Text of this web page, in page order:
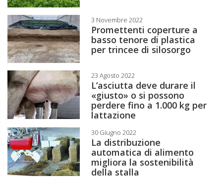
3 Novembre 2022
Promettenti coperture a
basso tenore di plastica
per trincee di silosorgo
23 Agosto 2022
L’asciutta deve durare il
«giusto» o si possono
perdere fino a 1.000 kg per
lattazione
30 Giugno 2022
La distribuzione
automatica di alimento
migliora la sostenibilità
della stalla